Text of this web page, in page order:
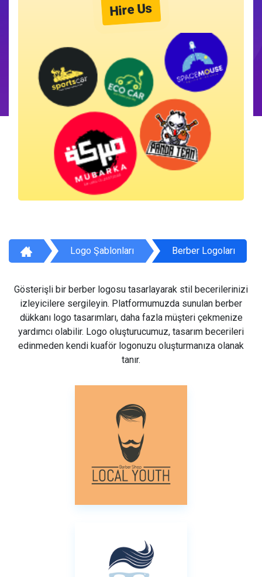
Hire Us
Logo Şablonları Berber Logoları
Gösterişli bir berber logosu tasarlayarak stil becerilerinizi
izleyicilere sergileyin. Platformumuzda sunulan berber
dükkanı logo tasarımları, daha fazla müşteri çekmenize
yardımcı olabilir. Logo oluşturucumuz, tasarım becerileri
edinmeden kendi kuaför logonuzu oluşturmanıza olanak
tanır.